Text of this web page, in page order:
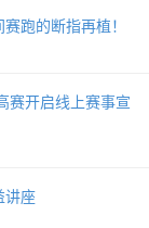
跑的断指再植！
赛开启线上赛事宣
讲座